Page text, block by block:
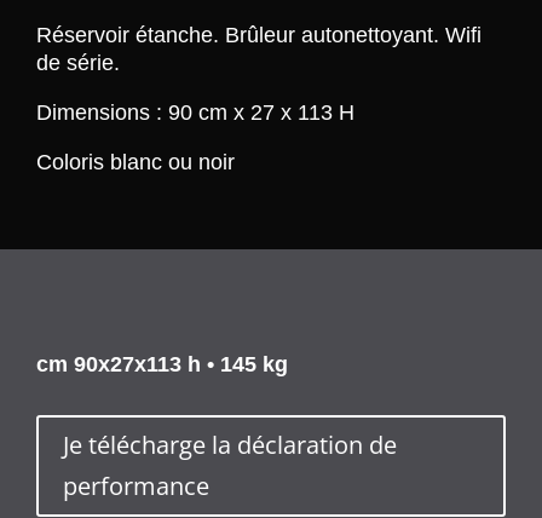
Réservoir étanche. Brûleur autonettoyant. Wifi
de série.
Dimensions : 90 cm x 27 x 113 H
Coloris blanc ou noir
cm 90x27x113 h • 145 kg
Je télécharge la déclaration de
performance